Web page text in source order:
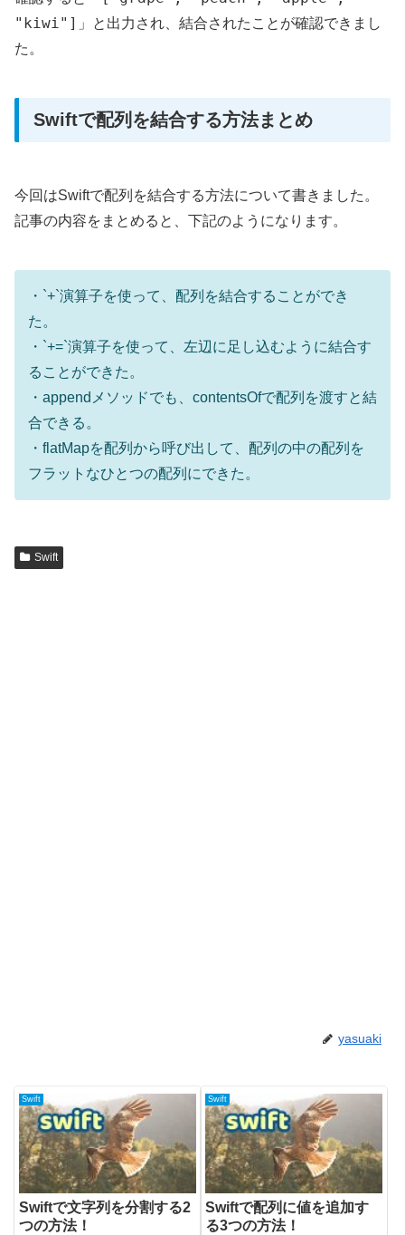
"kiwi"] 」と出力され、結合されたことが確認できまし
た。
Swiftで配列を結合する方法まとめ
今回はSwiftで配列を結合する方法について書きました。
記事の内容をまとめると、下記のようになります。
・`+`演算子を使って、配列を結合することができ
た。
・`+=`演算子を使って、左辺に足し込むように結合す
ることができた。
・appendメソッドでも、contentsOfで配列を渡すと結
合できる。
・flatMapを配列から呼び出して、配列の中の配列を
フラットなひとつの配列にできた。
Swift
yasuaki
Swift
Swiftで文字列を分割する2
つの方法！
Swift
Swiftで配列に値を追加す
る3つの方法！